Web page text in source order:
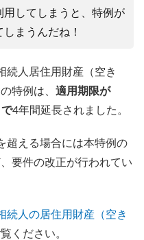
用してしまうと、特例が
まうんだね！
続人居住用財産（空き
特例は、 適用期限が
4年間延長されました。
超える場合には本特例の
要件の改正が行われてい
続人の居住用財産（空き
ください。